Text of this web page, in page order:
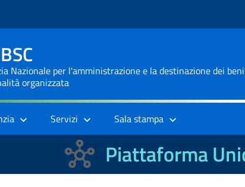
Nazionale per l'amministrazione e la destinazione dei
organizzata
Servizi Sala stampa
Piattaforma